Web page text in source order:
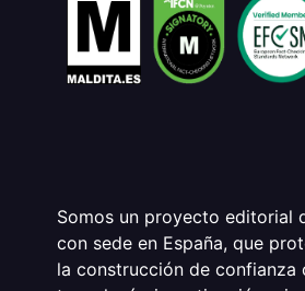
Somos un proyecto editorial
con sede en España, que
la construcción de confianza